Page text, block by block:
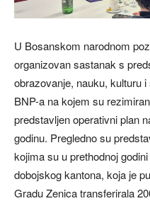
U Bosanskom narodnom
organizovan sastanak s
obrazovanje, nauku, kulturu
BNP-a na kojem su
predstavljen operativni plan
godinu. Pregledno su
kojima su u prethodnoj
dobojskog kantona, koja je
Gradu Zenica transferirala